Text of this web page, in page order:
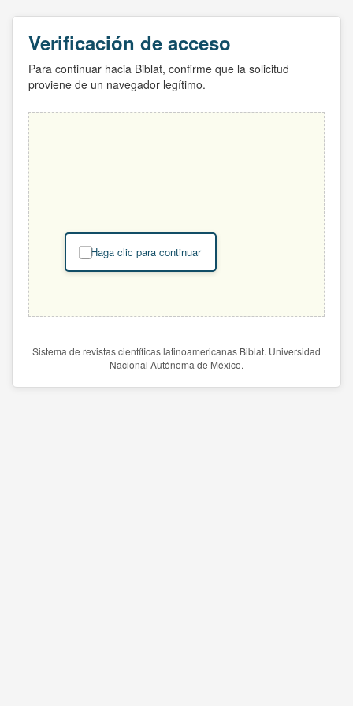
Verificación de acceso
Para continuar hacia Biblat, confirme que la solicitud
proviene de un navegador legítimo.
Haga clic para continuar
Sistema de revistas científicas latinoamericanas Biblat. Universidad
Nacional Autónoma de México.